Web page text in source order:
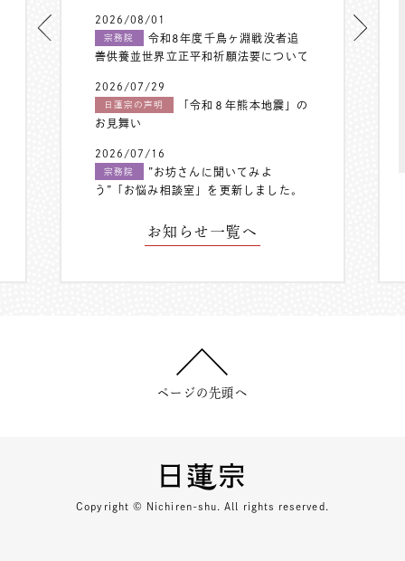
2026/08/01
宗務院
令和8年度千鳥ヶ淵戦没者追
善供養並世界立正平和祈願法要について
2026/07/29
日蓮宗の声明
「令和８年熊本地震」の
お見舞い
2026/07/16
宗務院
”お坊さんに聞いてみよ
う”「お悩み相談室」を更新しました。
お知らせ一覧へ
ページの先頭へ
Copyright © Nichiren-shu. All rights reserved.